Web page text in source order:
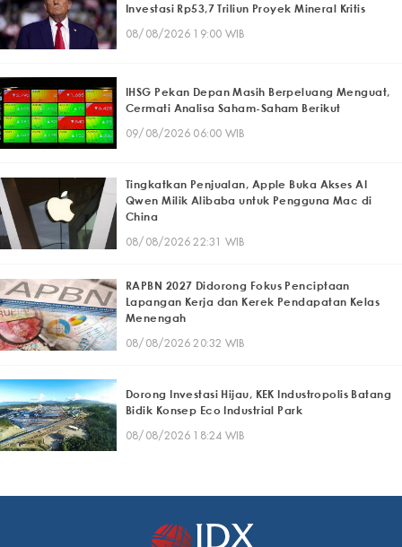
Investasi Rp53,7 Triliun Proyek Mineral Kritis
08/08/2026 19:00 WIB
IHSG Pekan Depan Masih Berpeluang Menguat,
Cermati Analisa Saham-Saham Berikut
09/08/2026 06:00 WIB
Tingkatkan Penjualan, Apple Buka Akses AI
Qwen Milik Alibaba untuk Pengguna Mac di
China
08/08/2026 22:31 WIB
RAPBN 2027 Didorong Fokus Penciptaan
Lapangan Kerja dan Kerek Pendapatan Kelas
Menengah
08/08/2026 20:32 WIB
Dorong Investasi Hijau, KEK Industropolis Batang
Bidik Konsep Eco Industrial Park
08/08/2026 18:24 WIB